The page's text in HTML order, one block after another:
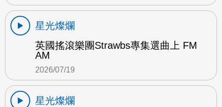
星光燦爛
英國搖滾樂團Strawbs專集選曲上 FM
AM
2026/07/19
星光燦爛